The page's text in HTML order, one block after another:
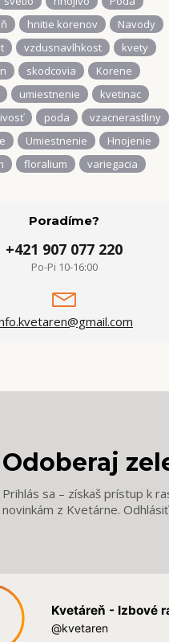
hnitie korenov
Navody
vzdusnavlhkost
kvety
skodcovia
Korene
umiestnenie
kvetinac
poda
vzacnerastliny
Umiestnenie
Hnojenie
floralium variegacia
Poradíme?
+421 907 077 220
Po-Pi 10-16:00
Odoberaj
Prihlás sa – získaš prístup k
novinkám z Kvetárne.